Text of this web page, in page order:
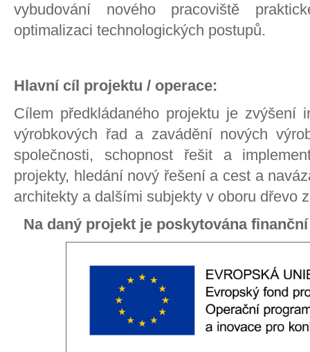
vybudování nového pracoviště
optimalizaci technologických postupů.
Hlavní cíl projektu / operace:
Cílem předkládaného projektu je zvýšení
výrobkových řad a zavádění nových
společnosti, schopnost řešit a
projekty, hledání nový řešení a cest a
architekty a dalšími subjekty v oboru
Na daný projekt je poskytována